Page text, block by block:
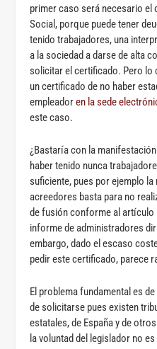
primer caso será necesario el
Social, porque puede tener
tenido trabajadores, una
a la sociedad a darse de alta
solicitar el certificado. Pero lo
un certificado de no haber
empleadoren la sede
este caso.
¿Bastaría con la
haber tenido nunca
suficiente, pues por ejemplo
acreedores basta para no
de fusión conforme al artículo
informe de administradores
embargo, dado el escaso
pedir este certificado, parece
El problema fundamental es
de solicitarse pues existen
estatales, de España y de
la voluntad del legislador no